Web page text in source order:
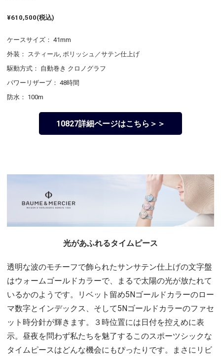
¥610,500(税込)
ケースサイズ： 41mm
外装： スティール, ポリッシュ／サテン仕上げ
駆動方式： 自動巻き クロノグラフ
パワーリザーブ： 48時間
防水： 100m
10827詳細ページはこちら＞＞
光があふれるタイムピース
透明な波のモチーフで飾られたサンサテン仕上げの文字盤
はウォームゴールドカラーで、まるで太陽の光が放たれて
いるかのようです。リベット留め5Nゴールドカラーのロー
マ数字とインデックス、そして5Nゴールドカラーのファセ
ット時分針が輝きます。３時位置には日付を控えめに表
示。昼夜を問わず私たちを魅了するこのスポーツシックな
タイムピースはどんな機会にもぴったりです。まさにリビ